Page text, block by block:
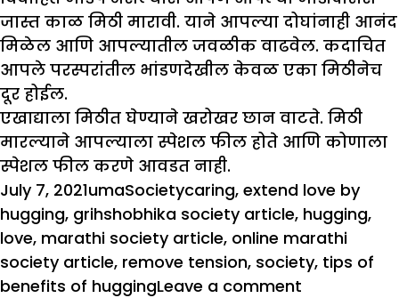
जास्त काळ मिठी मारावी. याने आपल्या दोघांनाही आनंद
मिळेल आणि आपल्यातील जवळीक वाढवेल. कदाचित
आपले परस्परांतील भांडणदेखील केवळ एका मिठीनेच
दूर होईल.
एखाद्याला मिठीत घेण्याने खरोखर छान वाटते. मिठी
मारल्याने आपल्याला स्पेशल फील होते आणि कोणाला
स्पेशल फील करणे आवडत नाही.
Posted
on
July 7, 2021Author
umaCategories
SocietyTags
caring, extend love by
hugging, grihshobhika society article, hugging,
love, marathi society article, online marathi
society article, remove tension, society, tips of
benefits of huggingLeave a comment